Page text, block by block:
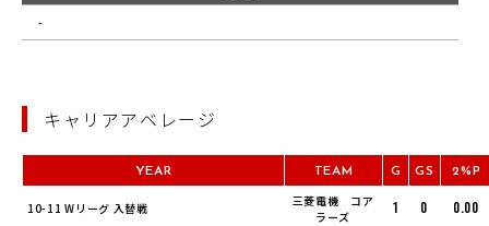
-
キャリアアベレージ
YEAR TEAM G GS 2%P
10-11 Wリーグ 入替戦
三菱電機 コア
ラーズ
1 0 0.00